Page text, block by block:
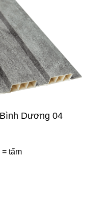
Dương 04
= tấm